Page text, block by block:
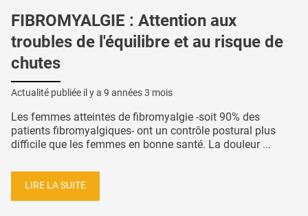
FIBROMYALGIE : Attention aux
troubles de l'équilibre et au risque de
chutes
Actualité publiée il y a 9 années 3 mois
Les femmes atteintes de fibromyalgie -soit 90% des
patients fibromyalgiques- ont un contrôle postural plus
difficile que les femmes en bonne santé. La douleur ...
LIRE LA SUITE